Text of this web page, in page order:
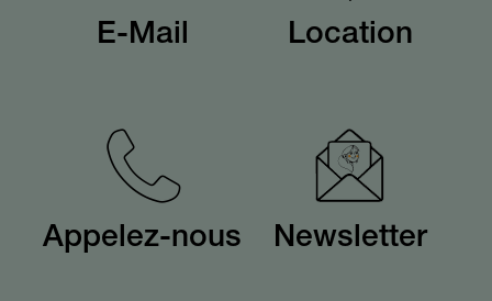
E-Mail Location
Appelez-nous Newsletter